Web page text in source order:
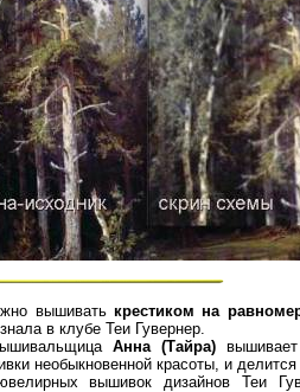
вышивать крестиком на
в клубе Теи Гувернер.
Анна (Тайра)
необыкновенной красоты, и
вышивок дизайнов Теи